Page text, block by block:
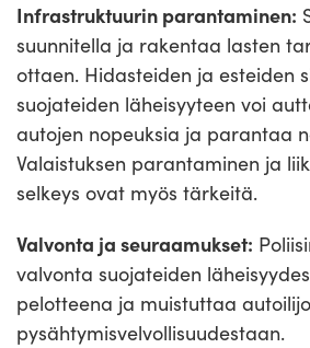
Infrastruktuurin parantaminen:
suunnitella ja rakentaa lasten
ottaen. Hidasteiden ja esteiden
suojateiden läheisyyteen voi
autojen nopeuksia ja parantaa
Valaistuksen parantaminen ja
selkeys ovat myös tärkeitä.
Valvonta ja seuraamukset:
valvonta suojateiden
pelotteena ja muistuttaa
pysähtymisvelvollisuudestaan.